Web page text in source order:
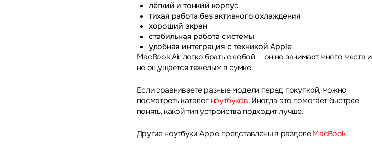
лёгкий и тонкий корпус
тихая работа без активного охлаждения
хороший экран
стабильная работа системы
удобная интеграция с техникой Apple
MacBook Air легко брать с собой — он не занимает много места и
не ощущается тяжёлым в сумке.
Если сравниваете разные модели перед покупкой, можно
посмотреть каталог ноутбуков. Иногда это помогает быстрее
понять, какой тип устройства подходит лучше.
Другие ноутбуки Apple представлены в разделеMacBook.